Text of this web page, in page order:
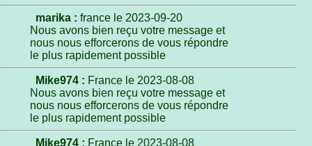
marika :france le 2023-09-20
Nous avons bien reçu votre message et
nous nous efforcerons de vous répondre
le plus rapidement possible
Mike974 : France le 2023-08-08
Nous avons bien reçu votre message et
nous nous efforcerons de vous répondre
le plus rapidement possible
Mike974 : France le 2023-08-08